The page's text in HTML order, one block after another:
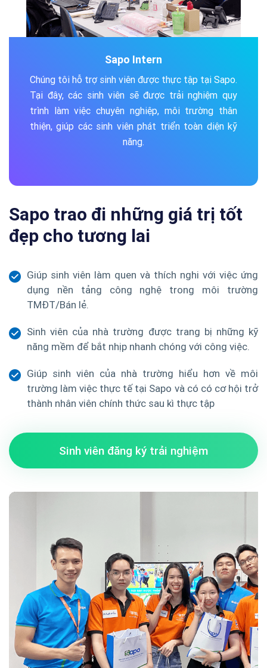
Sapo Intern
Chúng tôi hỗ trợ sinh viên được thực tập tại Sapo.
Tại đây, các sinh viên sẽ được trải nghiệm quy
trình làm việc chuyên nghiệp, môi trường thân
thiện, giúp các sinh viên phát triển toàn diện kỹ
năng.
Sapo trao đi những giá trị tốt
đẹp cho tương lai
Giúp sinh viên làm quen và thích nghi với việc ứng
dụng nền tảng công nghệ trong môi trường
TMĐT/Bán lẻ.
Sinh viên của nhà trường được trang bị những kỹ
năng mềm để bắt nhịp nhanh chóng với công việc.
Giúp sinh viên của nhà trường hiểu hơn về môi
trường làm việc thực tế tại Sapo và có có cơ hội trở
thành nhân viên chính thức sau kì thực tập
Sinh viên đăng ký trải nghiệm